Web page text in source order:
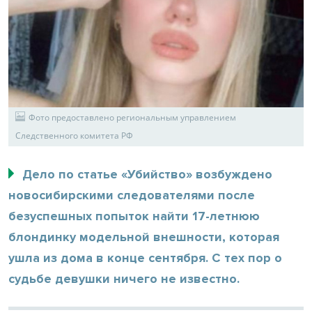
Фото предоставлено региональным управлением
Следственного комитета РФ
Дело по статье «Убийство» возбуждено
новосибирскими следователями после
безуспешных попыток найти 17-летнюю
блондинку модельной внешности, которая
ушла из дома в конце сентября. С тех пор о
судьбе девушки ничего не известно.